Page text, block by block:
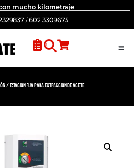
mucho kilometraje
/602 3309675
/ Estacion Fija para Extraccion de Aceite